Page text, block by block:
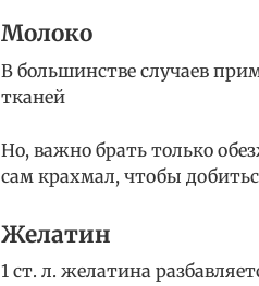
Молоко
В большинстве случаев
тканей
Но, важно брать только
сам крахмал, чтобы
Желатин
1 ст. л. желатина